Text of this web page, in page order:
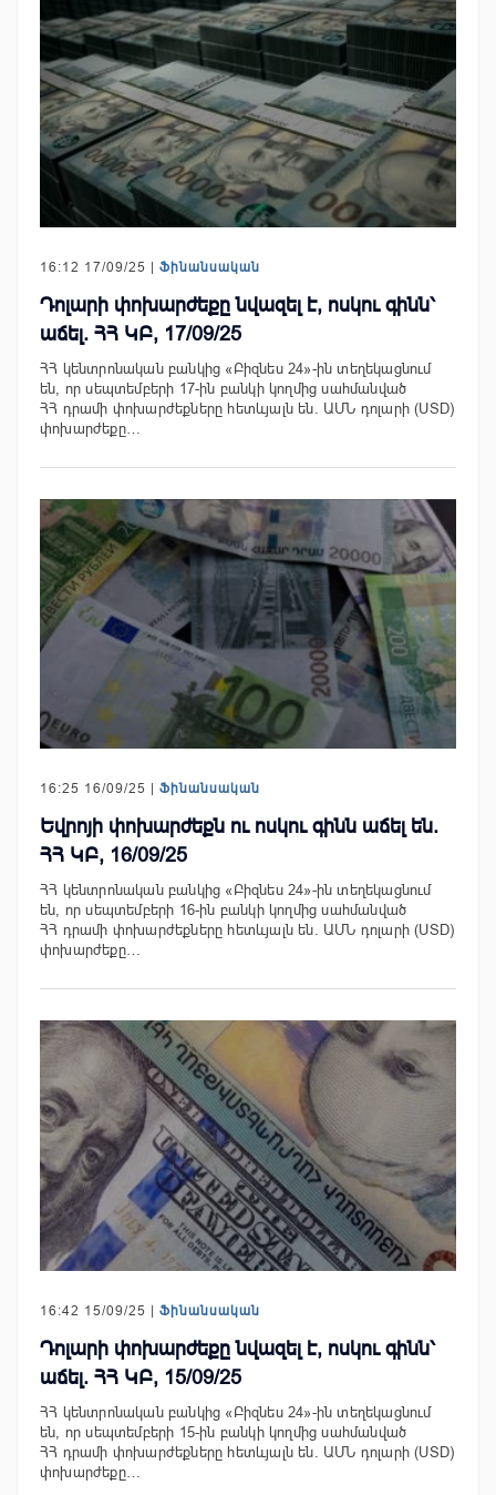
16:12 17/09/25 | Ֆինանսական
Դոլարի փոխարժեքը նվազել է, ոսկու գինն՝
աճել. ՀՀ ԿԲ, 17/09/25
ՀՀ կենտրոնական բանկից «Բիզնես 24»-ին տեղեկացնում
են, որ սեպտեմբերի 17-ին բանկի կողմից սահմանված
ՀՀ դրամի փոխարժեքները հետևյալն են. ԱՄՆ դոլարի (USD)
փոխարժեքը…
16:25 16/09/25 | Ֆինանսական
Եվրոյի փոխարժեքն ու ոսկու գինն աճել են.
ՀՀ ԿԲ, 16/09/25
ՀՀ կենտրոնական բանկից «Բիզնես 24»-ին տեղեկացնում
են, որ սեպտեմբերի 16-ին բանկի կողմից սահմանված
ՀՀ դրամի փոխարժեքները հետևյալն են. ԱՄՆ դոլարի (USD)
փոխարժեքը…
16:42 15/09/25 | Ֆինանսական
Դոլարի փոխարժեքը նվազել է, ոսկու գինն՝
աճել. ՀՀ ԿԲ, 15/09/25
ՀՀ կենտրոնական բանկից «Բիզնես 24»-ին տեղեկացնում
են, որ սեպտեմբերի 15-ին բանկի կողմից սահմանված
ՀՀ դրամի փոխարժեքները հետևյալն են. ԱՄՆ դոլարի (USD)
փոխարժեքը…